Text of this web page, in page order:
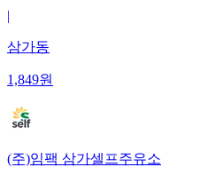
|
삼가동
1,849원
(주)임팩 삼가셀프주유소